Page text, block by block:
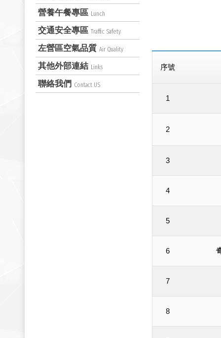
序號
1
2
3
4
5
6
7
8
營養午餐專區 Lunch
交通安全專區 Traffic Safety
左營區空氣品質 Air Quality
其他外部連結 Links
聯絡我們 Contact US